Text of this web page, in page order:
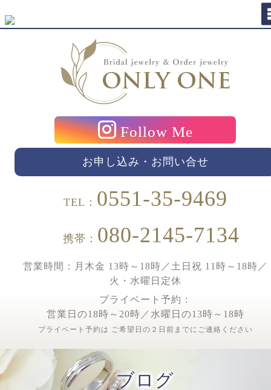
Follow Me
お申し込み・お問い合せ
TEL： 0551-35-9469
携帯： 080-2145-7134
営業時間：月木金 13時～18時／土日祝 11時～18時／
火・水曜日定休
プライベート予約：
営業日の18時～20時／水曜日の13時～18時
プライベート予約は ご希望日の２日前までにご連絡ください
ブログ